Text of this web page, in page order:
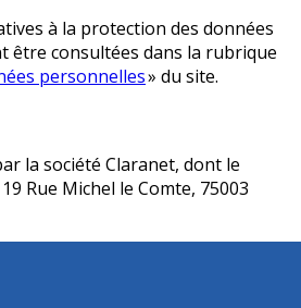
à la protection des données
être consultées dans la rubrique
personnelles» du site.
la société Claranet, dont le
Rue Michel le Comte, 75003